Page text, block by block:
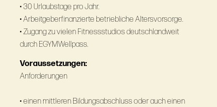
• 30 Urlaubstage pro Jahr.
• Arbeitgeberfinanzierte betriebliche Altersvorsorge.
• Zugang zu vielen Fitnessstudios deutschlandweit
durch EGYMWellpass.
Voraussetzungen:
Anforderungen
• einen mittleren Bildungsabschluss oder auch einen